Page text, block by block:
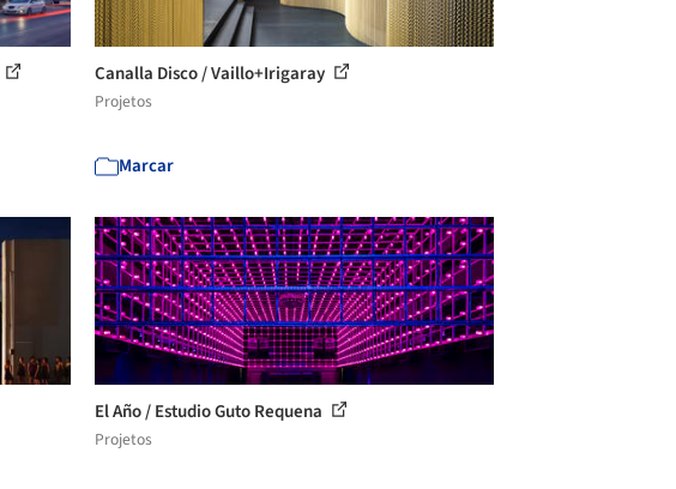
Canalla Disco / Vaillo+Irigaray
Projetos
Marcar
El Año / Estudio Guto Requena
Projetos